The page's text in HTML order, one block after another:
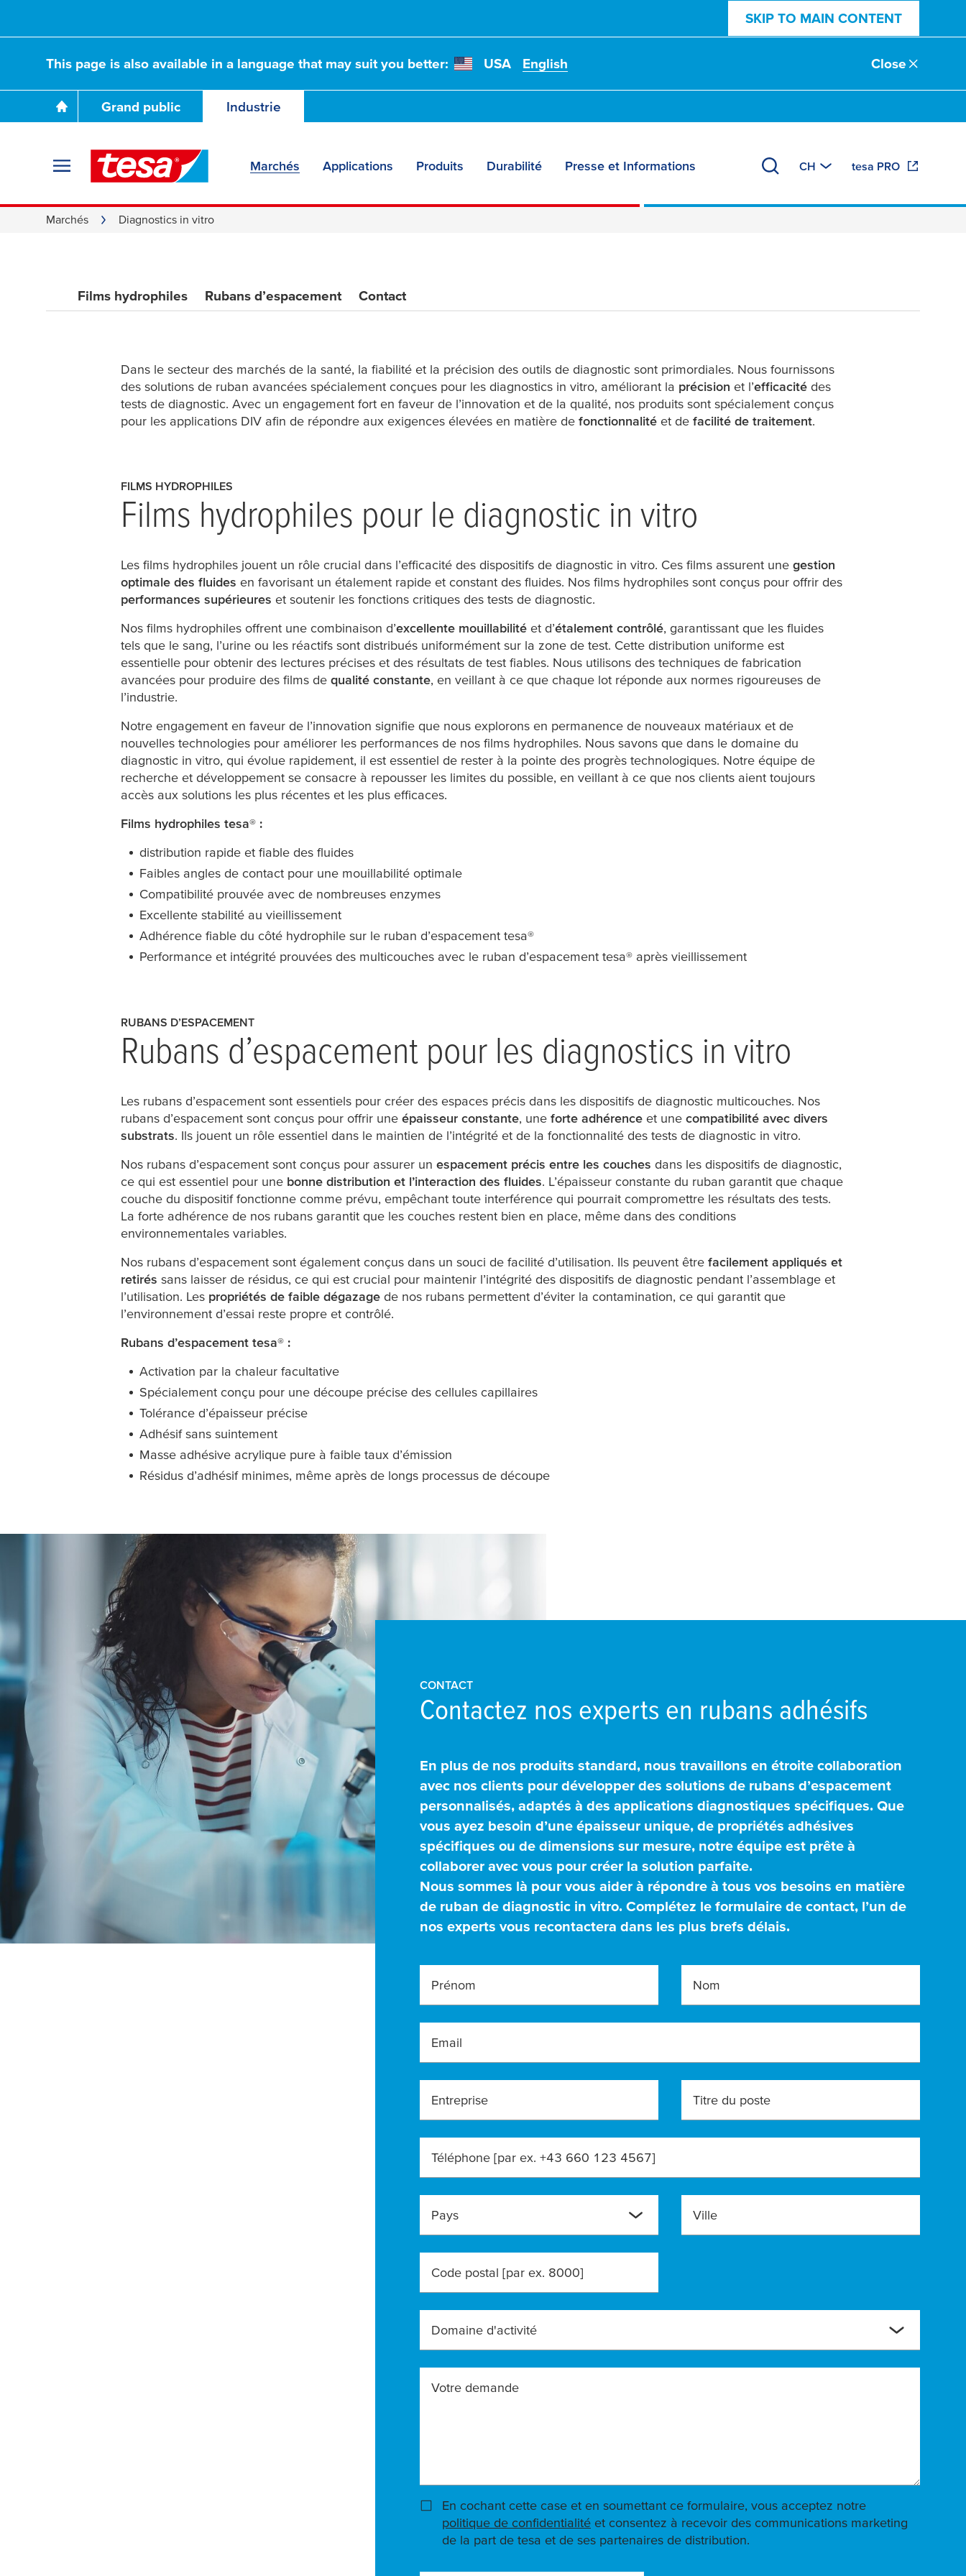
SKIP TO MAIN CONTENT
This page is also available in a language that may suit you better: USA English Close
Grand public Industrie
Marchés Applications Produits Durabilité Presse et Informations CH tesa PRO
Marchés Diagnostics in vitro
Films hydrophiles Rubans d’espacement Contact
Dans le secteur des marchés de la santé, la fiabilité et la précision des outils de diagnostic sont primordiales. Nous fournissons
des solutions de ruban avancées spécialement conçues pour les diagnostics in vitro, améliorant la précision et l’efficacité des
tests de diagnostic. Avec un engagement fort en faveur de l’innovation et de la qualité, nos produits sont spécialement conçus
pour les applications DIV afin de répondre aux exigences élevées en matière de fonctionnalité et de facilité de traitement.
FILMS HYDROPHILES
Films hydrophiles pour le diagnostic in vitro
Les films hydrophiles jouent un rôle crucial dans l’efficacité des dispositifs de diagnostic in vitro. Ces films assurent une gestion
optimale des fluides en favorisant un étalement rapide et constant des fluides. Nos films hydrophiles sont conçus pour offrir des
performances supérieures et soutenir les fonctions critiques des tests de diagnostic.
Nos films hydrophiles offrent une combinaison d’excellente mouillabilité et d’étalement contrôlé, garantissant que les fluides
tels que le sang, l’urine ou les réactifs sont distribués uniformément sur la zone de test. Cette distribution uniforme est
essentielle pour obtenir des lectures précises et des résultats de test fiables. Nous utilisons des techniques de fabrication
avancées pour produire des films de qualité constante, en veillant à ce que chaque lot réponde aux normes rigoureuses de
l’industrie.
Notre engagement en faveur de l’innovation signifie que nous explorons en permanence de nouveaux matériaux et de
nouvelles technologies pour améliorer les performances de nos films hydrophiles. Nous savons que dans le domaine du
diagnostic in vitro, qui évolue rapidement, il est essentiel de rester à la pointe des progrès technologiques. Notre équipe de
recherche et développement se consacre à repousser les limites du possible, en veillant à ce que nos clients aient toujours
accès aux solutions les plus récentes et les plus efficaces.
Films hydrophiles tesa® :
distribution rapide et fiable des fluides
Faibles angles de contact pour une mouillabilité optimale
Compatibilité prouvée avec de nombreuses enzymes
Excellente stabilité au vieillissement
Adhérence fiable du côté hydrophile sur le ruban d’espacement tesa®
Performance et intégrité prouvées des multicouches avec le ruban d’espacement tesa® après vieillissement
RUBANS D’ESPACEMENT
Rubans d’espacement pour les diagnostics in vitro
Les rubans d’espacement sont essentiels pour créer des espaces précis dans les dispositifs de diagnostic multicouches. Nos
rubans d’espacement sont conçus pour offrir une épaisseur constante, une forte adhérence et une compatibilité avec divers
substrats. Ils jouent un rôle essentiel dans le maintien de l’intégrité et de la fonctionnalité des tests de diagnostic in vitro.
Nos rubans d’espacement sont conçus pour assurer un espacement précis entre les couches dans les dispositifs de diagnostic,
ce qui est essentiel pour une bonne distribution et l’interaction des fluides. L’épaisseur constante du ruban garantit que chaque
couche du dispositif fonctionne comme prévu, empêchant toute interférence qui pourrait compromettre les résultats des tests.
La forte adhérence de nos rubans garantit que les couches restent bien en place, même dans des conditions
environnementales variables.
Nos rubans d’espacement sont également conçus dans un souci de facilité d’utilisation. Ils peuvent être facilement appliqués et
retirés sans laisser de résidus, ce qui est crucial pour maintenir l’intégrité des dispositifs de diagnostic pendant l’assemblage et
l’utilisation. Les propriétés de faible dégazage de nos rubans permettent d’éviter la contamination, ce qui garantit que
l’environnement d’essai reste propre et contrôlé.
Rubans d’espacement tesa® :
Activation par la chaleur facultative
Spécialement conçu pour une découpe précise des cellules capillaires
Tolérance d’épaisseur précise
Adhésif sans suintement
Masse adhésive acrylique pure à faible taux d’émission
Résidus d’adhésif minimes, même après de longs processus de découpe
CONTACT
Contactez nos experts en rubans adhésifs
En plus de nos produits standard, nous travaillons en étroite collaboration
avec nos clients pour développer des solutions de rubans d’espacement
personnalisés, adaptés à des applications diagnostiques spécifiques. Que
vous ayez besoin d’une épaisseur unique, de propriétés adhésives
spécifiques ou de dimensions sur mesure, notre équipe est prête à
collaborer avec vous pour créer la solution parfaite.
Nous sommes là pour vous aider à répondre à tous vos besoins en matière
de ruban de diagnostic in vitro. Complétez le formulaire de contact, l’un de
nos experts vous recontactera dans les plus brefs délais.
Prénom Nom
Email
Entreprise Titre du poste
Téléphone [par ex. +43 660 123 4567]
Pays Ville
Code postal [par ex. 8000]
Domaine d'activité
Votre demande
En cochant cette case et en soumettant ce formulaire, vous acceptez notre
politique de confidentialité et consentez à recevoir des communications marketing
de la part de tesa et de ses partenaires de distribution.